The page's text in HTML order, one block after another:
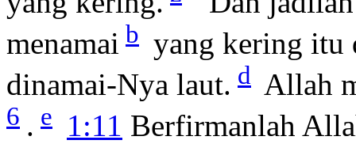
menamai b yang kering itu
dinamai-Nya laut. d Allah
6 . e 1:11 Berfirmanlah